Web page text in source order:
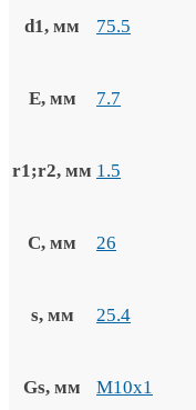
d1, мм 75.5
E, мм 7.7
r1;r2, мм 1.5
C, мм 26
s, мм 25.4
Gs, мм M10x1